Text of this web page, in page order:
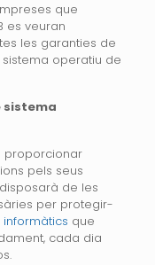
que
es veuran
les garanties de
operatiu de
sistema
proporcionar
pels seus
de les
per protegir-
informàtics que
cada dia